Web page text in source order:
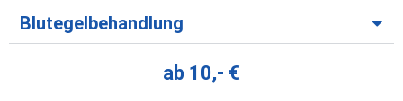
Blutegelbehandlung
ab 10,- €